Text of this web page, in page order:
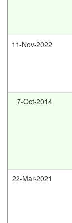
11-Nov-2022
7-Oct-2014
22-Mar-2021